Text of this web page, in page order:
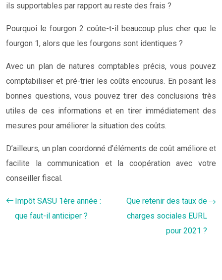
ils supportables par rapport au reste des frais ?
Pourquoi le fourgon 2 coûte-t-il beaucoup plus cher que le
fourgon 1, alors que les fourgons sont identiques ?
Avec un plan de natures comptables précis, vous pouvez
comptabiliser et pré-trier les coûts encourus. En posant les
bonnes questions, vous pouvez tirer des conclusions très
utiles de ces informations et en tirer immédiatement des
mesures pour améliorer la situation des coûts.
D’ailleurs, un plan coordonné d’éléments de coût améliore et
facilite la communication et la coopération avec votre
conseiller fiscal.
Impôt SASU 1ère année :
que faut-il anticiper ?
Que retenir des taux de
charges sociales EURL
pour 2021 ?